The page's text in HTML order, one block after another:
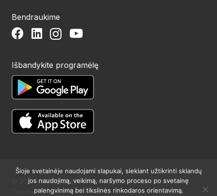
Bendraukime
Išbandykite programėlę
© 2024 UAB Structum projektai. Visos teisės saugomos.
Tekstų publikavimas galimas tik su raštišku redakcijos
Šioje svetainėje naudojami slapukai, siekiant užtikrinti sklandų
jos naudojimą, veikimą, naršymo proceso po svetainę
palengvinimą bei tikslinės rinkodaros orientavimą.